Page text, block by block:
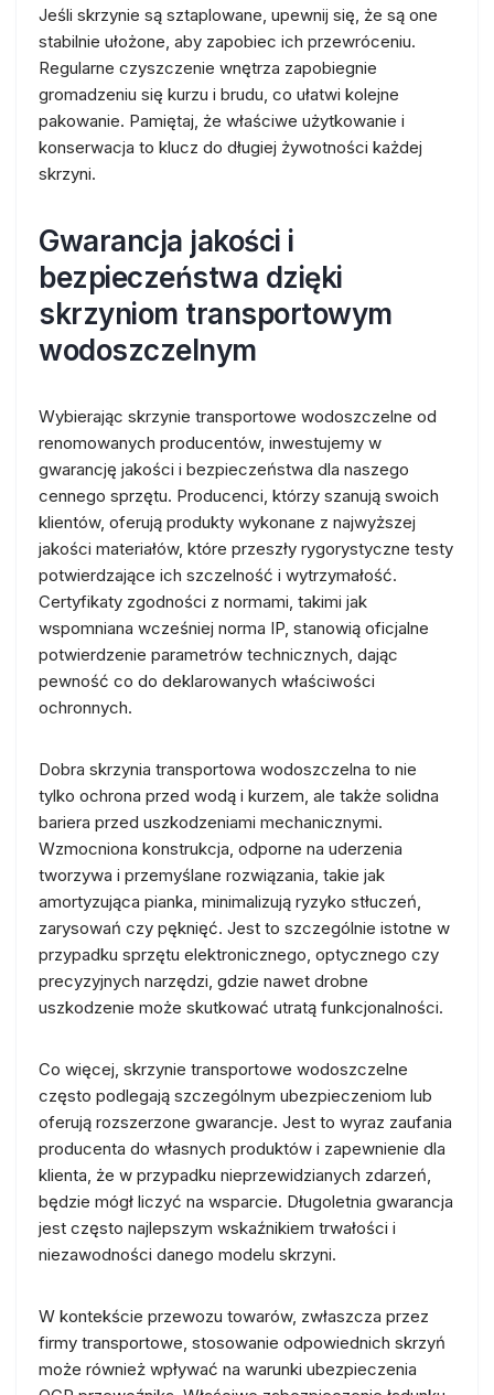
Jeśli skrzynie są sztaplowane, upewnij się, że są one
stabilnie ułożone, aby zapobiec ich przewróceniu.
Regularne czyszczenie wnętrza zapobiegnie
gromadzeniu się kurzu i brudu, co ułatwi kolejne
pakowanie. Pamiętaj, że właściwe użytkowanie i
konserwacja to klucz do długiej żywotności każdej
skrzyni.
Gwarancja jakości i
bezpieczeństwa dzięki
skrzyniom transportowym
wodoszczelnym
Wybierając skrzynie transportowe wodoszczelne od
renomowanych producentów, inwestujemy w
gwarancję jakości i bezpieczeństwa dla naszego
cennego sprzętu. Producenci, którzy szanują swoich
klientów, oferują produkty wykonane z najwyższej
jakości materiałów, które przeszły rygorystyczne testy
potwierdzające ich szczelność i wytrzymałość.
Certyfikaty zgodności z normami, takimi jak
wspomniana wcześniej norma IP, stanowią oficjalne
potwierdzenie parametrów technicznych, dając
pewność co do deklarowanych właściwości
ochronnych.
Dobra skrzynia transportowa wodoszczelna to nie
tylko ochrona przed wodą i kurzem, ale także solidna
bariera przed uszkodzeniami mechanicznymi.
Wzmocniona konstrukcja, odporne na uderzenia
tworzywa i przemyślane rozwiązania, takie jak
amortyzująca pianka, minimalizują ryzyko stłuczeń,
zarysowań czy pęknięć. Jest to szczególnie istotne w
przypadku sprzętu elektronicznego, optycznego czy
precyzyjnych narzędzi, gdzie nawet drobne
uszkodzenie może skutkować utratą funkcjonalności.
Co więcej, skrzynie transportowe wodoszczelne
często podlegają szczególnym ubezpieczeniom lub
oferują rozszerzone gwarancje. Jest to wyraz zaufania
producenta do własnych produktów i zapewnienie dla
klienta, że w przypadku nieprzewidzianych zdarzeń,
będzie mógł liczyć na wsparcie. Długoletnia gwarancja
jest często najlepszym wskaźnikiem trwałości i
niezawodności danego modelu skrzyni.
W kontekście przewozu towarów, zwłaszcza przez
firmy transportowe, stosowanie odpowiednich skrzyń
może również wpływać na warunki ubezpieczenia